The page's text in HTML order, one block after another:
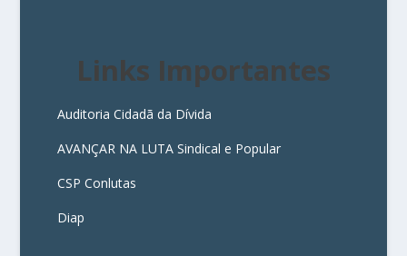
Links Importantes
Auditoria Cidadã da Dívida
AVANÇAR NA LUTA Sindical e Popular
CSP Conlutas
Diap